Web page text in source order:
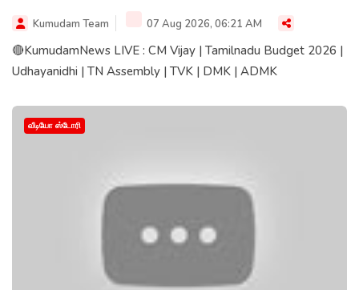
Kumudam Team 07 Aug 2026, 06:21 AM
🔴KumudamNews LIVE : CM Vijay | Tamilnadu Budget 2026 |
Udhayanidhi | TN Assembly | TVK | DMK | ADMK
வீடியோ ஸ்டோரி